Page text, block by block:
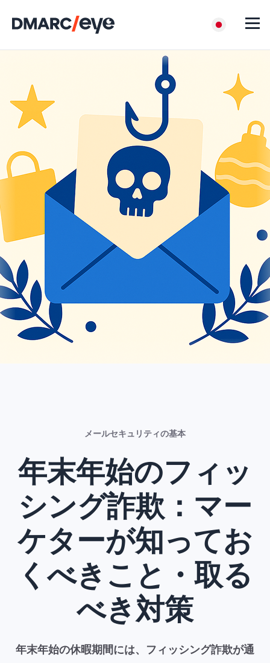
メールセキュリティの基本
年末年始のフィッ
シング詐欺：マー
ケターが知ってお
くべきこと・取る
べき対策
年末年始の休暇期間には、フィッシング詐欺が通